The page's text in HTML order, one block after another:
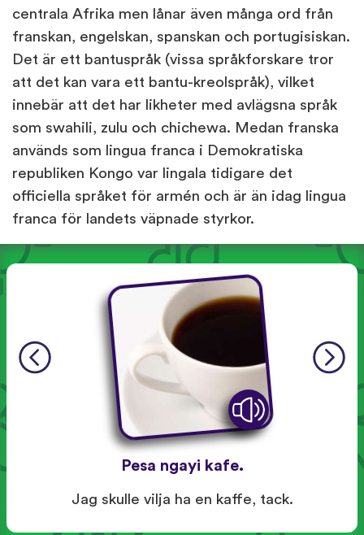
centrala Afrika men lånar även många ord från
franskan, engelskan, spanskan och portugisiskan.
Det är ett bantuspråk (vissa språkforskare tror
att det kan vara ett bantu-kreolspråk), vilket
innebär att det har likheter med avlägsna språk
som swahili, zulu och chichewa. Medan franska
används som lingua franca i Demokratiska
republiken Kongo var lingala tidigare det
officiella språket för armén och är än idag lingua
franca för landets väpnade styrkor.
Pesa ngayi kafe.
Jag skulle vilja ha en kaffe, tack.